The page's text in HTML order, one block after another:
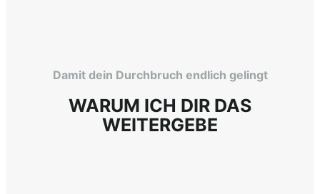
Damit dein Durchbruch endlich gelingt
WARUM ICH DIR DAS
WEITERGEBE